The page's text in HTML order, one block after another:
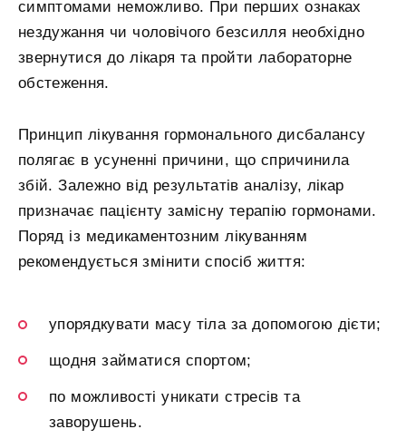
симптомами неможливо. При перших ознаках
нездужання чи чоловічого безсилля необхідно
звернутися до лікаря та пройти лабораторне
обстеження.
Принцип лікування гормонального дисбалансу
полягає в усуненні причини, що спричинила
збій. Залежно від результатів аналізу, лікар
призначає пацієнту замісну терапію гормонами.
Поряд із медикаментозним лікуванням
рекомендується змінити спосіб життя:
упорядкувати масу тіла за допомогою дієти;
щодня займатися спортом;
по можливості уникати стресів та
заворушень.